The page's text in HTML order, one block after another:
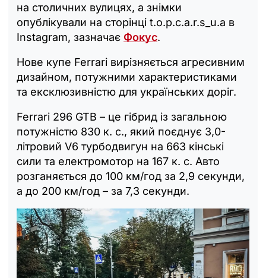
на столичних вулицях, а знімки
опублікували на сторінці t.o.p.c.a.r.s_u.a в
Instagram, зазначає Фокус.
Нове купе Ferrari вирізняється агресивним
дизайном, потужними характеристиками
та ексклюзивністю для українських доріг.
Ferrari 296 GTB – це гібрид із загальною
потужністю 830 к. с., який поєднує 3,0-
літровий V6 турбодвигун на 663 кінські
сили та електромотор на 167 к. с. Авто
розганяється до 100 км/год за 2,9 секунди,
а до 200 км/год – за 7,3 секунди.